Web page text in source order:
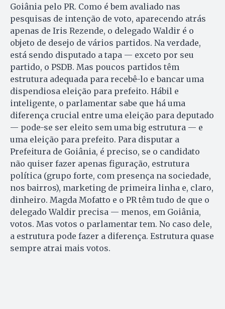
Goiânia pelo PR. Como é bem avaliado nas
pesquisas de intenção de voto, aparecendo atrás
apenas de Iris Rezende, o delegado Waldir é o
objeto de desejo de vários partidos. Na verdade,
está sendo disputado a tapa — exceto por seu
partido, o PSDB. Mas poucos partidos têm
estrutura adequada para recebê-lo e bancar uma
dispendiosa eleição para prefeito. Hábil e
inteligente, o parlamentar sabe que há uma
diferença crucial entre uma eleição para deputado
— pode-se ser eleito sem uma big estrutura — e
uma eleição para prefeito. Para disputar a
Prefeitura de Goiânia, é preciso, se o candidato
não quiser fazer apenas figuração, estrutura
política (grupo forte, com presença na sociedade,
nos bairros), marketing de primeira linha e, claro,
dinheiro. Magda Mofatto e o PR têm tudo de que o
delegado Waldir precisa — menos, em Goiânia,
votos. Mas votos o parlamentar tem. No caso dele,
a estrutura pode fazer a diferença. Estrutura quase
sempre atrai mais votos.